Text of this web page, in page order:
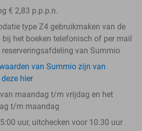
€ 2,83 p.p.p.n.
type Z4 gebruikmaken van de
bij het boeken telefonisch of per mail
van Summio
van Summio zijn van
hier
maandag t/m vrijdag en het
t/m maandag
uur, uitchecken voor 10.30 uur